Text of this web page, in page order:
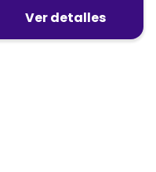
Ver detalles